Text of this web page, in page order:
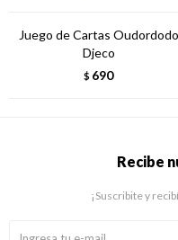
Juego de Cartas Oudordodo
Djeco
$ 690
Recibe
¡Suscribite y